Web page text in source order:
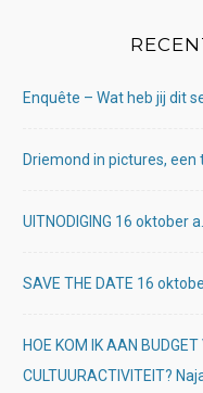
Enquête – Wat heb jij dit
Driemond in pictures, een
UITNODIGING 16 oktober
SAVE THE DATE 16
HOE KOM IK AAN
CULTUURACTIVITEIT?